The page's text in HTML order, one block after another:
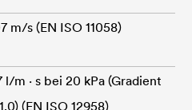
m/s (EN ISO 11058)
l/m · s bei 20 kPa (Gradient
(EN ISO 12958)